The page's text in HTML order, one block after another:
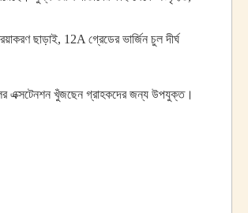
ছাড়াই, 12A গ্রেডের ভার্জিন চুল দীর্ঘ
এক্সটেনশন খুঁজছেন গ্রাহকদের জন্য উপযুক্ত।